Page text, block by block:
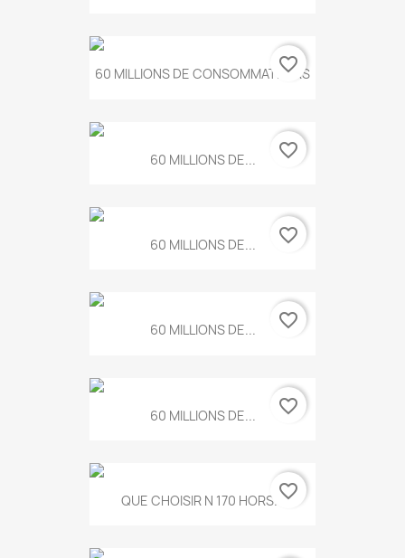
60 MILLIONS DE CONSOMMATEURS
favorite_border
60 MILLIONS DE... favorite_border
60 MILLIONS DE... favorite_border
60 MILLIONS DE... favorite_border
60 MILLIONS DE... favorite_border
QUE CHOISIR N 170 HORS...favorite_border